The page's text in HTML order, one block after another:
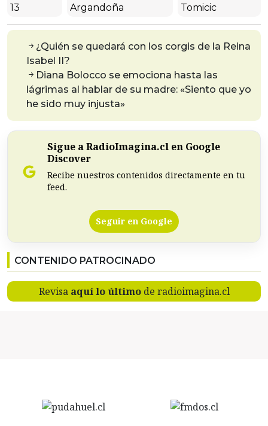
13
Argandoña
Tomicic
¿Quién se quedará con los corgis de la Reina
Isabel II?
Diana Bolocco se emociona hasta las
lágrimas al hablar de su madre: «Siento que yo
he sido muy injusta»
Sigue a RadioImagina.cl en Google
Discover
Recibe nuestros contenidos directamente en tu
feed.
Seguir en Google
CONTENIDO PATROCINADO
Revisa aquí lo últimode radioimagina.cl